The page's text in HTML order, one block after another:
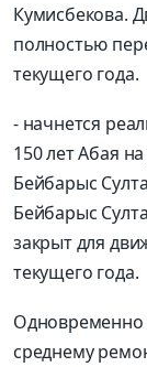
Кумисбекова.
полностью
текущего года.
- начнется
150 лет Абая
Бейбарыс
Бейбарыс
закрыт для
текущего года.
Одновременно
среднему